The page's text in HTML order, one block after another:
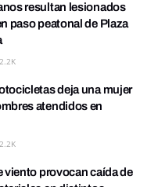
resultan lesionados
paso peatonal de Plaza
2.2K
deja una mujer
atendidos en
2.2K
viento provocan caída de